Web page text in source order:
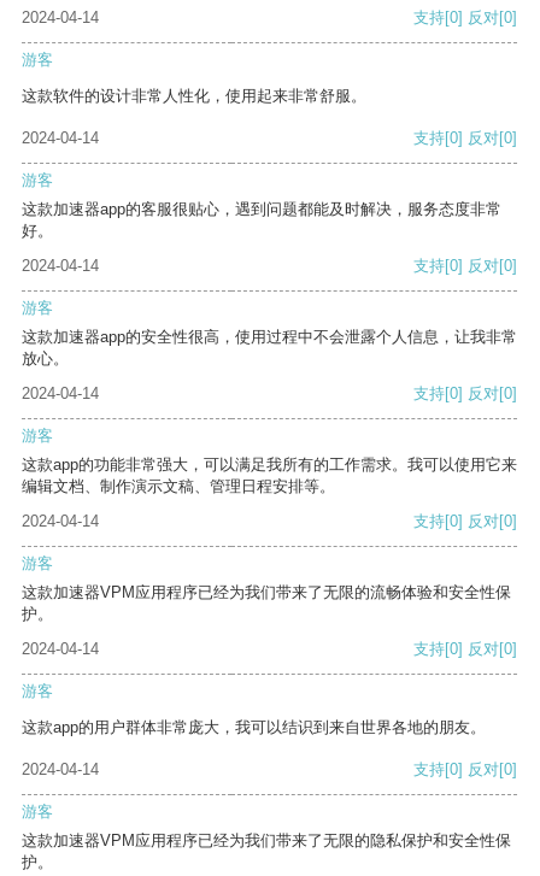
2024-04-14 支持[0] 反对[0]
游客
这款软件的设计非常人性化，使用起来非常舒服。
2024-04-14 支持[0] 反对[0]
游客
这款加速器app的客服很贴心，遇到问题都能及时解决，服务态度非常
好。
2024-04-14
支持[0] 反对[0]
游客
这款加速器app的安全性很高，使用过程中不会泄露个人信息，让我非常
放心。
2024-04-14
支持[0] 反对[0]
游客
这款app的功能非常强大，可以满足我所有的工作需求。我可以使用它来
编辑文档、制作演示文稿、管理日程安排等。
2024-04-14
支持[0] 反对[0]
游客
这款加速器VPM应用程序已经为我们带来了无限的流畅体验和安全性保
护。
2024-04-14
支持[0] 反对[0]
游客
这款app的用户群体非常庞大，我可以结识到来自世界各地的朋友。
2024-04-14 支持[0] 反对[0]
游客
这款加速器VPM应用程序已经为我们带来了无限的隐私保护和安全性保
护。